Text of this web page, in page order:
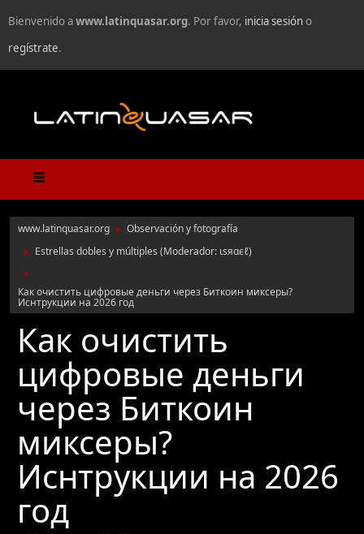
Bienvenido awww.latinquasar.org. Por favor, inicia sesióno
regístrate.
www.latinquasar.org ► Observación y fotografía
► Estrellas dobles y múltiples (Moderador: ιѕяαєℓ)
►
Как очистить цифровые деньги через Биткоин миксеры?
Иснтрукции на 2026 год
Как очистить
цифровые деньги
через Биткоин
миксеры?
Иснтрукции на 2026
год